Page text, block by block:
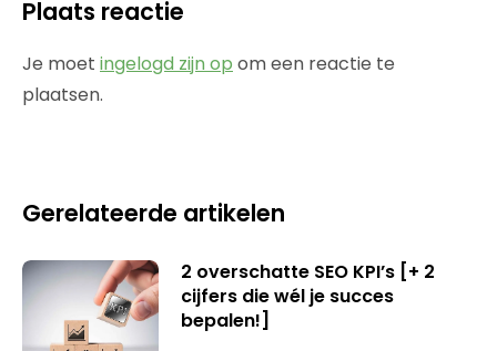
Plaats reactie
Je moet ingelogd zijn op om een reactie te
plaatsen.
Gerelateerde artikelen
2 overschatte SEO KPI’s [+ 2
cijfers die wél je succes
bepalen!]